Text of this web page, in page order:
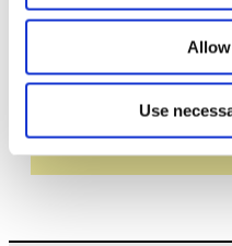
Use
Durch Ihre
Sie der